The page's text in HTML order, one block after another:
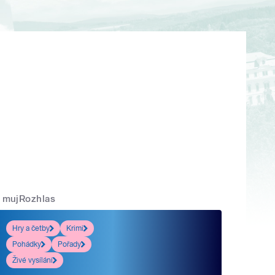
mujRozhlas
Hry a četby
Krimi
Pohádky
Pořady
Živé vysílání